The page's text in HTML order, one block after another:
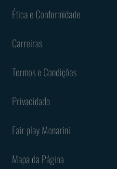
Ética e Conformidade
Carreiras
Termos e Condições
Privacidade
Fair play Menarini
Mapa da Página